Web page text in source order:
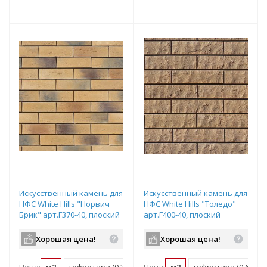
Искусственный камень для
НФС White Hills "Норвич
Брик" арт.F370-40, плоский
Хорошая цена!
Искусственный камень для
НФС White Hills "Толедо"
арт.F400-40, плоский
Хорошая цена!